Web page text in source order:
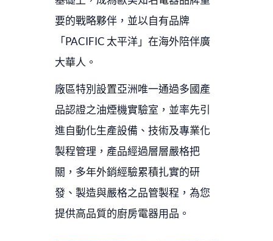
要的戰略夥伴，並以自有品牌
「PACIFIC 太平洋」在海外陪伴廣
大華人。
廠區特別設置亞洲唯一通過多國產
品認證之油煙機實驗室，並率先引
進自動化生產設備、技術及專業化
製程管理，產品經過層層嚴格把
關，多年外銷經驗累積扎實的研
發、製造與嚴格之品管製程，為您
提供高品質的廚房電器用品。